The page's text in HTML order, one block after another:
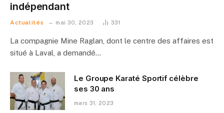
indépendant
Actualités mai 30, 2023 331
La compagnie Mine Raglan, dont le centre des affaires est
situé à Laval, a demandé…
Le Groupe Karaté Sportif célèbre
ses 30 ans
mars 31, 2023